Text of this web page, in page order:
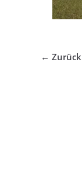
← Zurück